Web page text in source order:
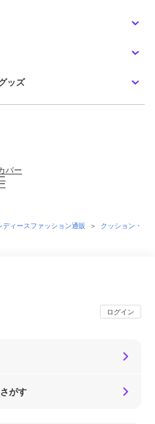
ッズ
バー
ディースファッション通販 ＞
クッション・
ログイン
がす